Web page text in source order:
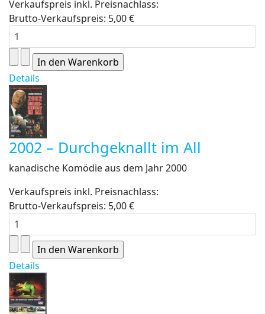
Verkaufspreis inkl. Preisnachlass:
Brutto-Verkaufspreis: 5,00 €
Details
2002 – Durchgeknallt im All
kanadische Komödie aus dem Jahr 2000
Verkaufspreis inkl. Preisnachlass:
Brutto-Verkaufspreis: 5,00 €
Details